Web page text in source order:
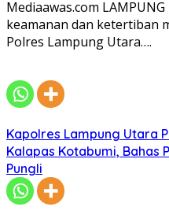
Mediaawas.com
keamanan dan ketertiban
Polres Lampung Utara….
Kapolres Lampung Utara
Kalapas Kotabumi, Bahas
Pungli